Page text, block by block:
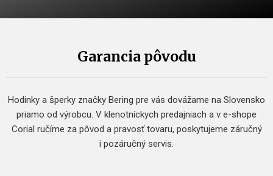
Garancia pôvodu
Hodinky a šperky značky Bering pre vás dovážame na Slovensko
priamo od výrobcu. V klenotníckych predajniach a v e-shope
Corial ručíme za pôvod a pravosť tovaru, poskytujeme záručný
i pozáručný servis.